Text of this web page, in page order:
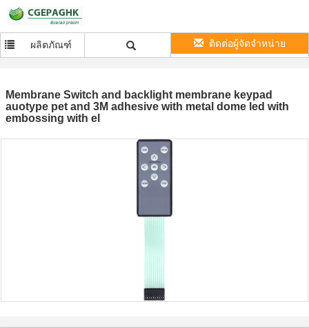
ผลิตภัณฑ์ ติดต่อผู้จัดจำหน่าย
Membrane Switch and backlight membrane keypad
auotype pet and 3M adhesive with metal dome led with
embossing with el